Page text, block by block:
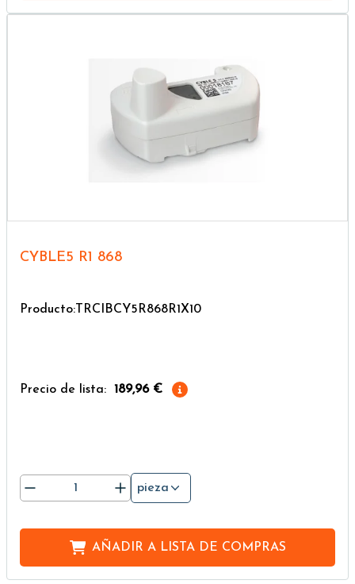
CYBLE5 R1 868
Producto:TRCIBCY5R868R1X10
Precio de lista: 189,96 €
pieza
AÑADIR ALISTA DE COMPRAS